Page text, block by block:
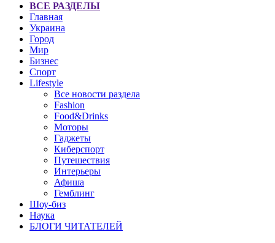
ВСЕ РАЗДЕЛЫ
Главная
Украина
Город
Мир
Бизнес
Спорт
Lifestyle
Все новости раздела
Fashion
Food&Drinks
Моторы
Гаджеты
Киберспорт
Путешествия
Интерьеры
Афиша
Гемблинг
Шоу-биз
Наука
БЛОГИ ЧИТАТЕЛЕЙ